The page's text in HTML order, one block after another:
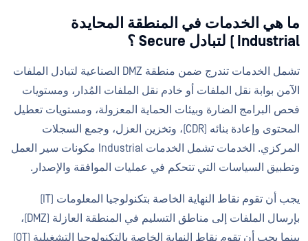
ما هي الخدمات في المنطقة المحايدة
Industrial ) لتبادل Secure ؟
تشمل الخدمات تندرج ضمن منطقة DMZ الصناعية لتبادل الملفات
الآمن بوابة نقل الملفات أو خادم نقل الملفات المُدار، ومستويات
فحص البرامج الضارة وبيئات الحماية المعزولة، ومستويات تعطيل
المحتوى وإعادة بنائه (CDR)، وتخزين العزل، وجمع السجلات
المركزي. الخدمات تشمل الخدمات Industrial مكونات سير العمل
وتطبيق السياسات التي تتحكم في عمليات الموافقة والإصدار.
يجب أن تقوم نقاط النهاية الخاصة بتكنولوجيا المعلومات (IT)
بإرسال الملفات إلى مناطق التسليم في المنطقة العازلة (DMZ)،
بينما يجب أن تقوم نقاط النهاية الخاصة بالتكنولوجيا التشغيلية (OT)